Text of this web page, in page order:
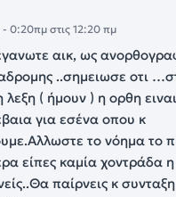
0:20πμ στις 12:20 πμ
αικ, ως
..σημειωσε οτι
λεξη ( ήμουν ) η ορθη
για εσένα οπου κ
το νόημα το
είπες καμία χοντράδα
παίρνεις κ